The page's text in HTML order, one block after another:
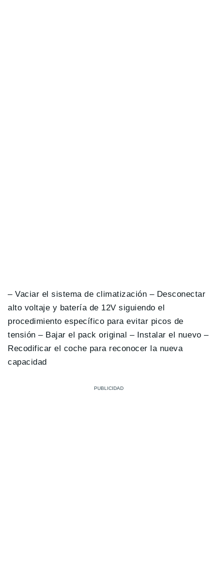
– Vaciar el sistema de climatización – Desconectar
alto voltaje y batería de 12V siguiendo el
procedimiento específico para evitar picos de
tensión – Bajar el pack original – Instalar el nuevo –
Recodificar el coche para reconocer la nueva
capacidad